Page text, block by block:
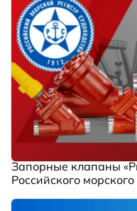
Запорные клапаны
Российского